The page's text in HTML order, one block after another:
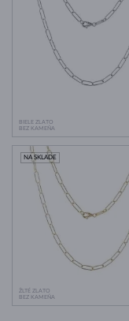
BIELE ZLATO
BEZ KAMEŇA
ŽLTÉ ZLATO
BEZ KAMEŇA
NA SKLADE